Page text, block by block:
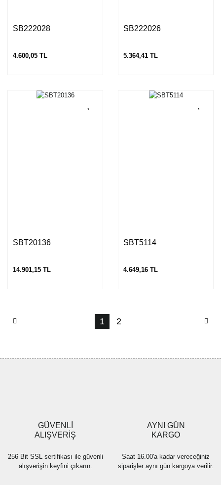
SB222028
4.600,05 TL
SB222026
5.364,41 TL
SBT20136
14.901,15 TL
SBT5114
4.649,16 TL
1 2
GÜVENLİ
ALIŞVERİŞ
256 Bit SSL sertifikası ile güvenli
alışverişin keyfini çıkarın.
AYNI GÜN
KARGO
Saat 16.00'a kadar vereceğiniz
siparişler aynı gün kargoya verilir.